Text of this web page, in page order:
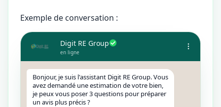
Exemple de conversation :
Digit RE Group
en ligne
Bonjour, je suis l'assistant Digit RE Group. Vous
avez demandé une estimation de votre bien,
je peux vous poser 3 questions pour préparer
un avis plus précis ?